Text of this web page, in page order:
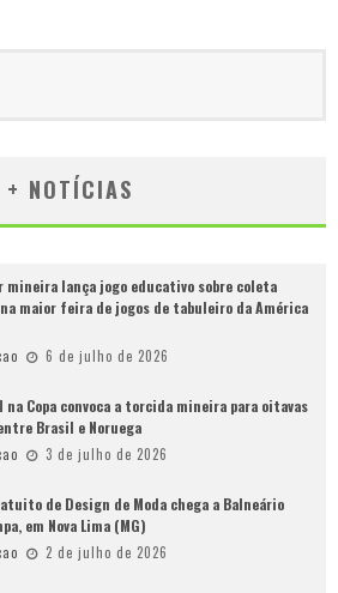
+ NOTÍCIAS
mineira lança jogo educativo sobre coleta
maior feira de jogos de tabuleiro da América
6 de julho de 2026
Copa convoca a torcida mineira para oitavas
Brasil e Noruega
3 de julho de 2026
de Design de Moda chega a Balneário
em Nova Lima (MG)
2 de julho de 2026